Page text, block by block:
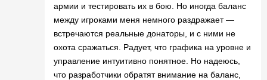
армии и тестировать их в бою. Но иногда баланс
между игроками меня немного раздражает —
встречаются реальные донаторы, и с ними не
охота сражаться. Радует, что графика на уровне и
управление интуитивно понятное. Но надеюсь,
что разработчики обратят внимание на баланс,